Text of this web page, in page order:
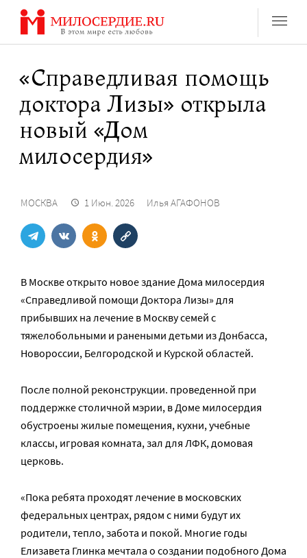
Перейти
содержанию
«Справедливая помощь
доктора Лизы» открыла
новый «Дом
милосердия»
МОСКВА 1 Июн. 2026 Илья АГАФОНОВ
В Москве открыто новое здание Дома милосердия
«Справедливой помощи Доктора Лизы» для
прибывших на лечение в Москву семей с
тяжелобольными и ранеными детьми из Донбасса,
Новороссии, Белгородской и Курской областей.
После полной реконструкции. проведенной при
поддержке столичной мэрии, в Доме милосердия
обустроены жилые помещения, кухни, учебные
классы, игровая комната, зал для ЛФК, домовая
церковь.
«Пока ребята проходят лечение в московских
федеральных центрах, рядом с ними будут их
родители, тепло, забота и покой. Многие годы
Елизавета Глинка мечтала о создании подобного Дома